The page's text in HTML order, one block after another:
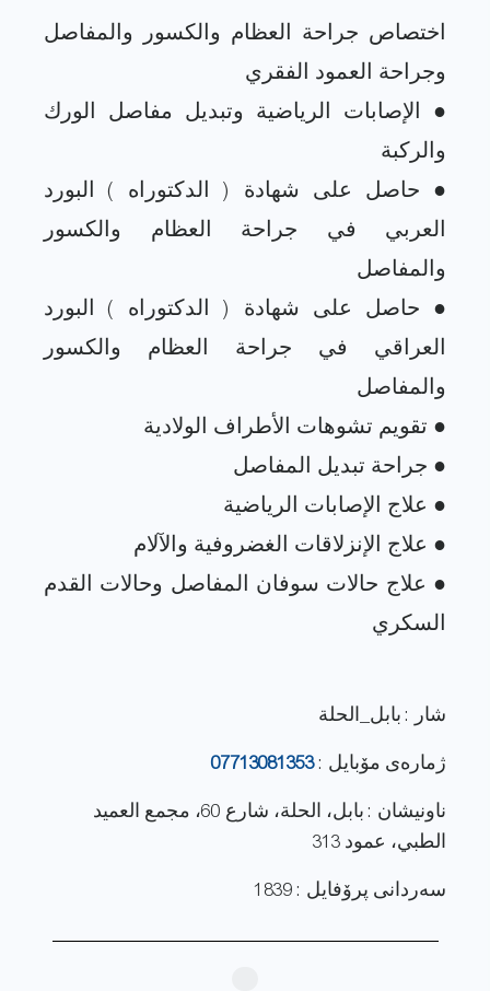
اختصاص جراحة العظام والكسور والمفاصل
● الإصابات الرياضية وتبديل مفاصل الورك
● حاصل على شهادة ( الدكتوراه ) البورد
العربي في جراحة العظام والكسور
● حاصل على شهادة ( الدكتوراه ) البورد
العراقي في جراحة العظام والكسور
● علاج حالات سوفان المفاصل وحالات القدم
شار : بابل_الحلة
ژماره‌ی مۆبایل :07713081353
ناونيشان : بابل، الحلة، شارع 60، مجمع العميد
الطبي، عمود 313
سەردانی پرۆفایل : 1839